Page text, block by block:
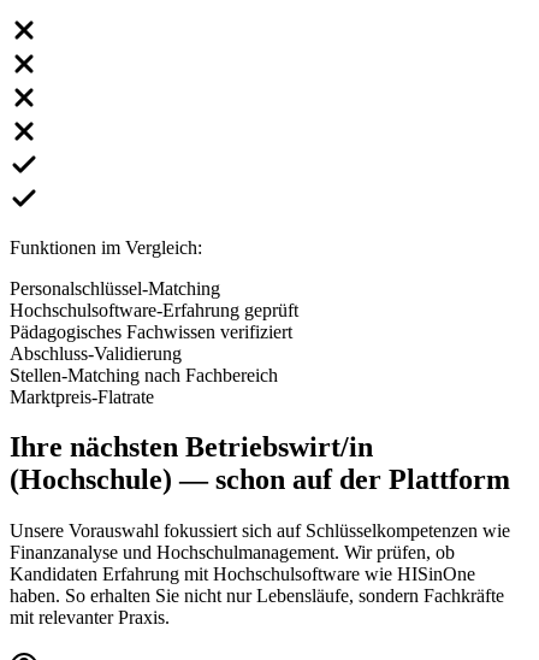
Funktionen im Vergleich:
Personalschlüssel-Matching
Hochschulsoftware-Erfahrung geprüft
Pädagogisches Fachwissen verifiziert
Abschluss-Validierung
Stellen-Matching nach Fachbereich
Marktpreis-Flatrate
Ihre nächsten Betriebswirt/in
(Hochschule) — schon auf der Plattform
Unsere Vorauswahl fokussiert sich auf Schlüsselkompetenzen wie
Finanzanalyse und Hochschulmanagement. Wir prüfen, ob
Kandidaten Erfahrung mit Hochschulsoftware wie HISinOne
haben. So erhalten Sie nicht nur Lebensläufe, sondern Fachkräfte
mit relevanter Praxis.